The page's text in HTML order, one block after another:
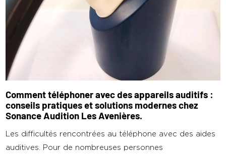
Comment téléphoner avec des appareils auditifs :
conseils pratiques et solutions modernes chez
Sonance Audition Les Avenières.
Les difficultés rencontrées au téléphone avec des aides
auditives. Pour de nombreuses personnes